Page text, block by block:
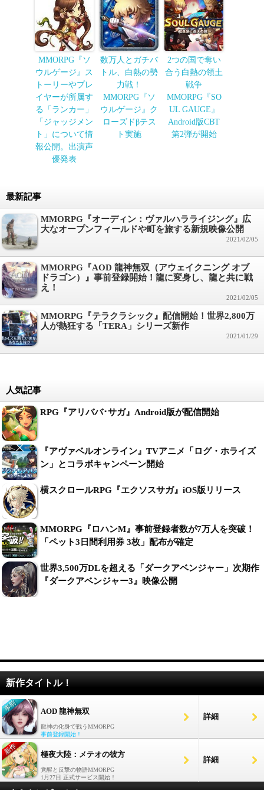
MMORPG『ソ
ウルゲージ』ス
トーリーやプレ
イヤーが所属す
る「ランカー」
「ジャッジメン
ト」について情
報公開。出演声
優発表
数万人とガチバ
トル、白熱の勢
力戦！
MMORPG『ソ
ウルゲージ』ク
ローズドβテス
ト実施
2つの国で奪い
合う白熱の領土
戦争
MMORPG『SO
UL GAUGE』
Android版CBT
第2弾が開始
最新記事
MMORPG『オーディン：ヴァルハラライジング』広
大なオープンフィールドや町を旅する新規映像公開
2021/02/05
MMORPG『AOD 龍神無双（アウェイクニング オブ
ドラゴン）』事前登録開始！龍に変身し、龍と共に戦
え！
2021/02/05
MMORPG『テラクラシック』配信開始！世界2,800万
人が熱狂する「TERA」シリーズ新作
2021/01/29
人気記事
RPG『アリババ･サガ』Android版が配信開始
『アヴァベルオンライン』TVアニメ「ログ・ホライズ
ン」とコラボキャンペーン開始
横スクロールRPG『エクソスサガ』iOS版リリース
MMORPG『ロハンM』事前登録者数が7万人を突破！
「ペット3日間利用券 3枚」配布が確定
世界3,500万DLを超える「ダークアベンジャー」次期作
『ダークアベンジャー3』映像公開
新作タイトル！
AOD 龍神無双
龍神の化身で戦うMMORPG
事前登録開始！
詳細
極夜大陸：メテオの彼方
覚醒と反撃の物語MMORPG
1月27日 正式サービス開始！
詳細